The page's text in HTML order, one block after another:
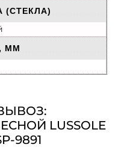
(СТЕКЛА)
ММ
LUSSOLE
9891